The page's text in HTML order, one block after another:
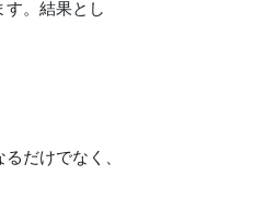
。結果とし
だけでなく、